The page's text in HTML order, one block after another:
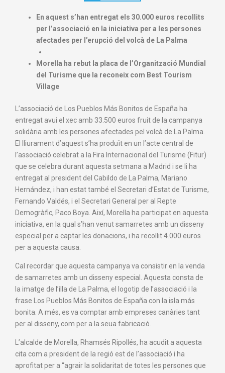
En aquest s’han entregat els 30.000 euros recollits
per l’associació en la iniciativa per a les persones
afectades per l’erupció del volcà de La Palma
Morella ha rebut la placa de l’Organització Mundial
del Turisme que la reconeix com Best Tourism
Village
L’associació de Los Pueblos Más Bonitos de España ha
entregat avui el xec amb 33.500 euros fruit de la campanya
solidària amb les persones afectades pel volcà de La Palma.
El lliurament d’aquest s’ha produït en un l’acte central de
l’associació celebrat a la Fira Internacional del Turisme (Fitur)
que se celebra durant aquesta setmana a Madrid i se li ha
entregat al president del Cabildo de La Palma, Mariano
Hernández, i han estat també el Secretari d’Estat de Turisme,
Fernando Valdés, i el Secretari General per al Repte
Demogràfic, Paco Boya. Així, Morella ha participat en aquesta
iniciativa, en la qual s’han venut samarretes amb un disseny
especial per a captar les donacions, i ha recollit 4.000 euros
per a aquesta causa.
Cal recordar que aquesta campanya va consistir en la venda
de samarretes amb un disseny especial. Aquesta consta de
la imatge de l’illa de La Palma, el logotip de l’associació i la
frase Los Pueblos Más Bonitos de España con la isla más
bonita. A més, es va comptar amb empreses canàries tant
per al disseny, com per a la seua fabricació.
L’alcalde de Morella, Rhamsés Ripollés, ha acudit a aquesta
cita com a president de la regió est de l’associació i ha
aprofitat per a “agrair la solidaritat de totes les persones que